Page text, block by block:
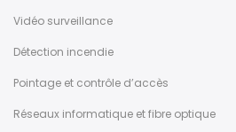
Vidéo surveillance
Détection incendie
Pointage et contrôle d’accès
Réseaux informatique et fibre optique